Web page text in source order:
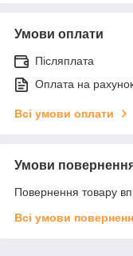
Умови оплати
Післяплата
Оплата на
Всі умови оплати
Умови
Повернення товару
Всі умови